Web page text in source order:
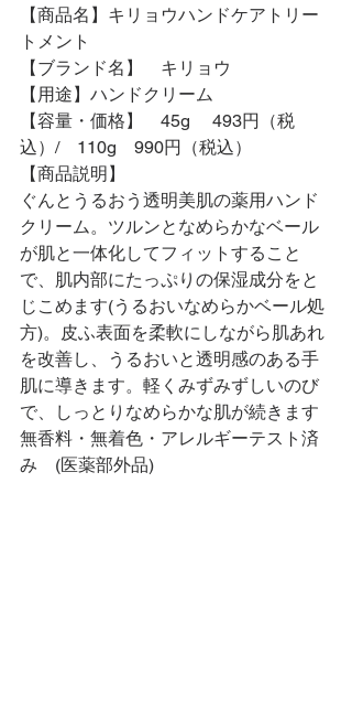
【商品名】キリョウハンドケアトリー
トメント
【ブランド名】　キリョウ
【用途】ハンドクリーム
【容量・価格】　45g　 493円（税
込）/　110g　990円（税込）
【商品説明】
ぐんとうるおう透明美肌の薬用ハンド
クリーム。ツルンとなめらかなベール
が肌と一体化してフィットすること
で、肌内部にたっぷりの保湿成分をと
じこめます(うるおいなめらかベール処
方)。皮ふ表面を柔軟にしながら肌あれ
を改善し、うるおいと透明感のある手
肌に導きます。軽くみずみずしいのび
で、しっとりなめらかな肌が続きます
無香料・無着色・アレルギーテスト済
み　(医薬部外品)